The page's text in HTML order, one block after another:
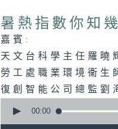
暑熱指數你知
嘉賓:
天文台科學主任羅
勞工處職業環境衞
復創智能公司總監
seconds
00:00